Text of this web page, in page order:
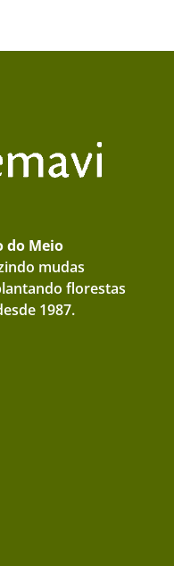
do Meio
mudas
florestas
1987.